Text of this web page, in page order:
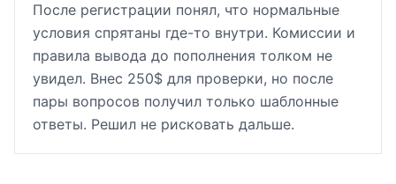
После регистрации понял, что нормальные
условия спрятаны где-то внутри. Комиссии и
правила вывода до пополнения толком не
увидел. Внес 250$ для проверки, но после
пары вопросов получил только шаблонные
ответы. Решил не рисковать дальше.